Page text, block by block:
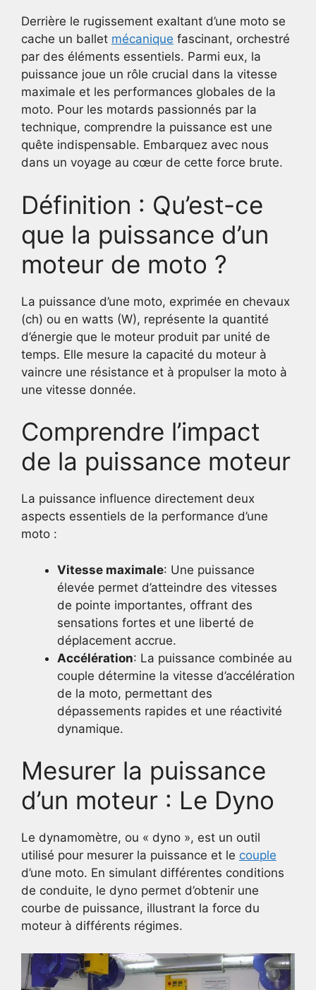
Derrière le rugissement exaltant d’une moto se
cache un ballet mécanique fascinant, orchestré
par des éléments essentiels. Parmi eux, la
puissance joue un rôle crucial dans la vitesse
maximale et les performances globales de la
moto. Pour les motards passionnés par la
technique, comprendre la puissance est une
quête indispensable. Embarquez avec nous
dans un voyage au cœur de cette force brute.
Définition : Qu’est-ce
que la puissance d’un
moteur de moto ?
La puissance d’une moto, exprimée en chevaux
(ch) ou en watts (W), représente la quantité
d’énergie que le moteur produit par unité de
temps. Elle mesure la capacité du moteur à
vaincre une résistance et à propulser la moto à
une vitesse donnée.
Comprendre l’impact
de la puissance moteur
La puissance influence directement deux
aspects essentiels de la performance d’une
moto :
Vitesse maximale: Une puissance
élevée permet d’atteindre des vitesses
de pointe importantes, offrant des
sensations fortes et une liberté de
déplacement accrue.
Accélération: La puissance combinée au
couple détermine la vitesse d’accélération
de la moto, permettant des
dépassements rapides et une réactivité
dynamique.
Mesurer la puissance
d’un moteur : Le Dyno
Le dynamomètre, ou « dyno », est un outil
utilisé pour mesurer la puissance et le couple
d’une moto. En simulant différentes conditions
de conduite, le dyno permet d’obtenir une
courbe de puissance, illustrant la force du
moteur à différents régimes.